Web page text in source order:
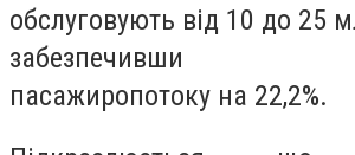
обслуговують від 10 до 25
забезпечивши
пасажиропотоку на 22,2%.